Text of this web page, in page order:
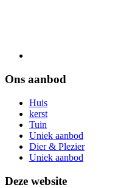
Ons aanbod
Huis
kerst
Tuin
Uniek aanbod
Dier & Plezier
Uniek aanbod
Deze website